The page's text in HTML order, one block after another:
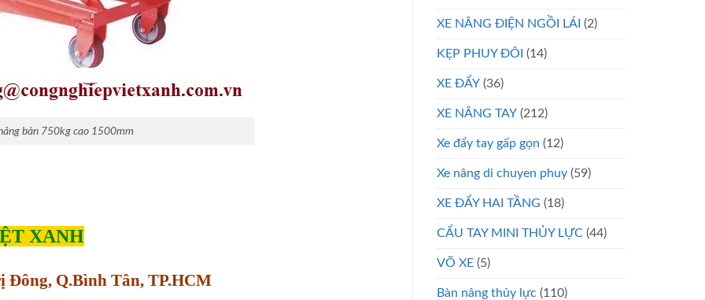
bàn 750kg cao 1500mm
XANH
Đông, Q.Bình Tân, TP.HCM
XE NÂNG ĐIỆN NGỒI LÁI (2)
KẸP PHUY ĐÔI (14)
XE ĐẨY (36)
XE NÂNG TAY (212)
Xe đẩy tay gấp gọn (12)
Xe nâng di chuyen phuy (59)
XE ĐẨY HAI TẦNG (18)
CẨU TAY MINI THỦY LỰC (44)
VÕ XE (5)
Bàn nâng thủy lực (110)